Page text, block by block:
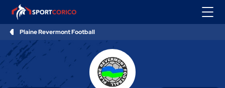
Plaine Revermont Football